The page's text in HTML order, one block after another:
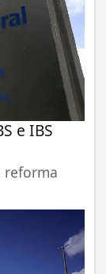
e IBS
reforma